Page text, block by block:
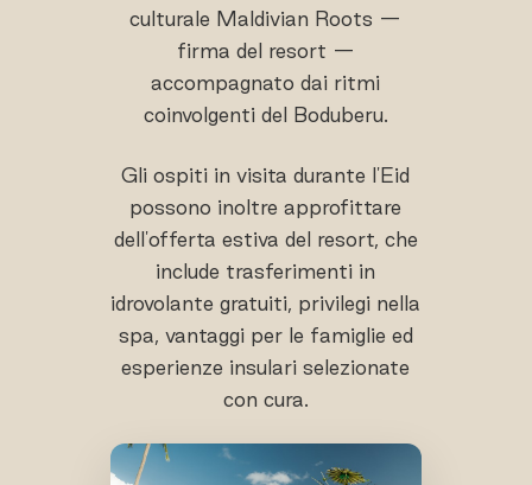
culturale Maldivian Roots —
firma del resort —
accompagnato dai ritmi
coinvolgenti del Boduberu.
Gli ospiti in visita durante l'Eid
possono inoltre approfittare
dell'offerta estiva del resort, che
include trasferimenti in
idrovolante gratuiti, privilegi nella
spa, vantaggi per le famiglie ed
esperienze insulari selezionate
con cura.